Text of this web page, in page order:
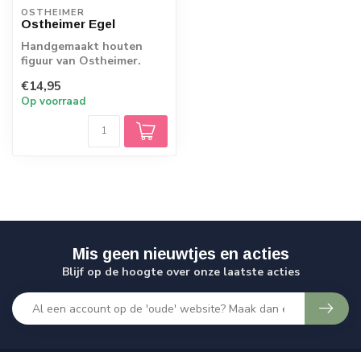
OSTHEIMER
Ostheimer Egel
Handgemaakt houten
figuur van Ostheimer.
€14,95
Op voorraad
Mis geen nieuwtjes en acties
Blijf op de hoogte over onze laatste acties